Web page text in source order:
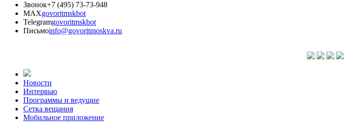
Звонок+7 (495) 73-73-948
MAXgovoritmskbot
Telegramgovoritmskbot
Письмоinfo@govoritmoskva.ru
Новости
Интервью
Программы и ведущие
Сетка вещания
Мобильное приложение